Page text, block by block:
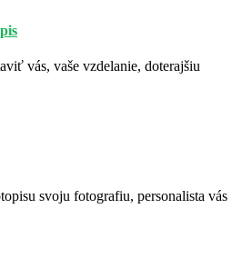
vás, vaše vzdelanie, doterajšiu
svoju fotografiu, personalista vás